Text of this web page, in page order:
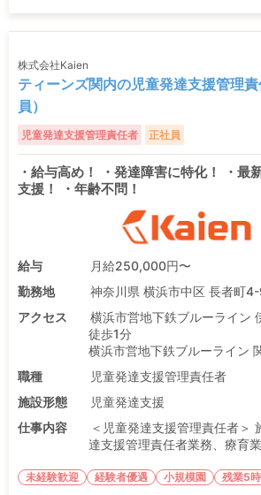
株式会社Kaien
ティーンズ関内の児童発達支援管理
員）
児童発達支援管理責任者 正社員
・給与高め！ ・発達障害に特化！ ・最
支援！ ・年齢不問！
給与
月給250,000円〜
勤務地
神奈川県 横浜市中区 長者町
アクセス
横浜市営地下鉄ブルーライン
徒歩1分
横浜市営地下鉄ブルーライン
職種
児童発達支援管理責任者
施設形態
児童発達支援
仕事内容
＜児童発達支援管理責任者＞
達支援管理責任者業務、療育
未経験歓迎 経験者優遇 小規模園 残業5